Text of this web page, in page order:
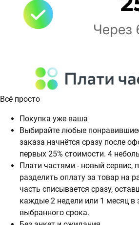
Всё просто
Покупка уже ваша
Выбирайте любые
заказа начнётся сразу после
первых 25% стоимости. 4
Плати частями - новый сервис,
разделить оплату за товар на
часть списывается сразу,
каждые 2 недели или 1 месяц в
выбранного срока.